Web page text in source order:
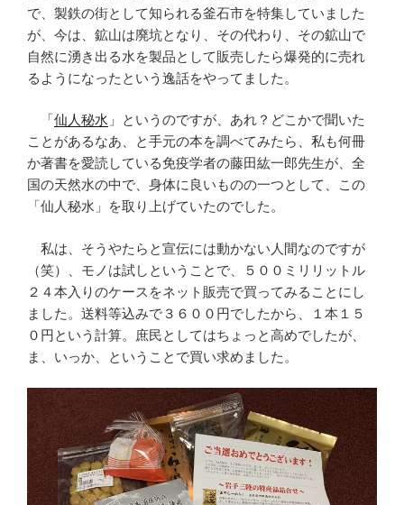
で、製鉄の街として知られる釜石市を特集していました
が、今は、鉱山は廃坑となり、その代わり、その鉱山で
自然に湧き出る水を製品として販売したら爆発的に売れ
るようになったという逸話をやってました。
「仙人秘水 」というのですが、あれ？どこかで聞いた
ことがあるなあ、と手元の本を調べてみたら、私も何冊
か著書を愛読している免疫学者の藤田紘一郎先生が、全
国の天然水の中で、身体に良いものの一つとして、この
「仙人秘水」を取り上げていたのでした。
私は、そうやたらと宣伝には動かない人間なのですが
（笑）、モノは試しということで、５００ミリリットル
２４本入りのケースをネット販売で買ってみることにし
ました。送料等込みで３６００円でしたから、１本１５
０円という計算。庶民としてはちょっと高めでしたが、
ま、いっか、ということで買い求めました。